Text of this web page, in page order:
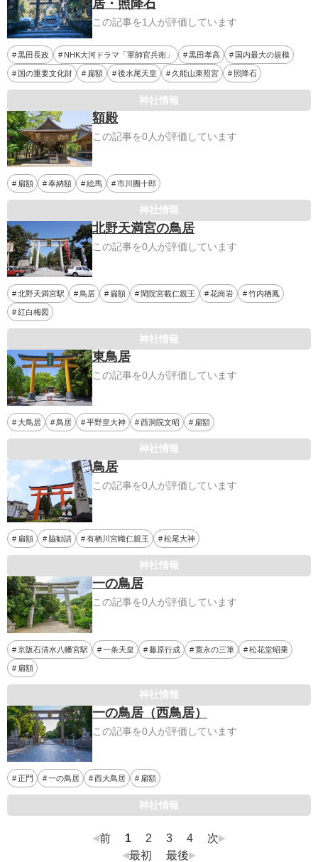
居・照降石
この記事を1人が評価しています
黒田長政 NHK大河ドラマ「軍師官兵衛」 黒田孝高 国内最大の規模
国の重要文化財 扁額 後水尾天皇 久能山東照宮 照降石
神社情報
額殿
この記事を0人が評価しています
扁額 奉納額 絵馬 市川團十郎
神社情報
北野天満宮の鳥居
この記事を0人が評価しています
北野天満宮駅 鳥居 扁額 閑院宮載仁親王 花崗岩 竹内栖鳳
紅白梅図
神社情報
東鳥居
この記事を0人が評価しています
大鳥居 鳥居 平野皇大神 西洞院文昭 扁額
神社情報
鳥居
この記事を0人が評価しています
扁額 脇勧請 有栖川宮幟仁親王 松尾大神
神社情報
一の鳥居
この記事を0人が評価しています
京阪石清水八幡宮駅 一条天皇 藤原行成 寛永の三筆 松花堂昭乗
扁額
神社情報
一の鳥居（西鳥居）
この記事を0人が評価しています
正門 一の鳥居 西大鳥居 扁額
神社情報
前 1 2 3 4
次
最初
最後